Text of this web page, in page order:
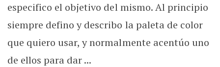
especifico el objetivo del mismo. Al principio
siempre defino y describo la paleta de color
que quiero usar, y normalmente acentúo uno
de ellos para dar ...